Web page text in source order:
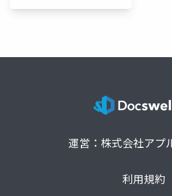
運営：株式会社アプ
利用規約